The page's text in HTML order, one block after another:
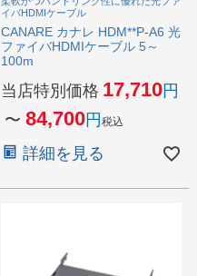
イバHDMIケーブル
CANARE カナレ HDM**P-A6 光
ファイバHDMIケーブル 5～
100m
当店特別価格 17,710
〜 84,700 税込
詳細を見る